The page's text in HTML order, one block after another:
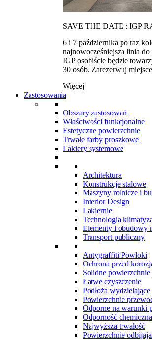
SAVE THE DATE : IGP
6 i 7 października po raz
najnowocześniejsza linia
IGP osobiście będzie
30 osób. Zarezerwuj
Więcej
Zastosowania
Obszary zastosowań
Właściwości funkcjonalne
Estetyczne powierzchnie
Trwałe farby proszkowe
Lakiery systemowe
Architektura
Konstrukcje stalowe
Maszyny rolnicze i
Interior Design
Lakiernie
Technologia
Elementy i obudowy
Transport publiczny
Antygraffiti Powłoki
Ochrona przed
Solidne powierzchnie
Łatwe czyszczenie
Podłoża wydzielające
Powierzchnie
Odporne na warunki
Odporność chemiczna
Najwyższa trwałość
Powierzchnie